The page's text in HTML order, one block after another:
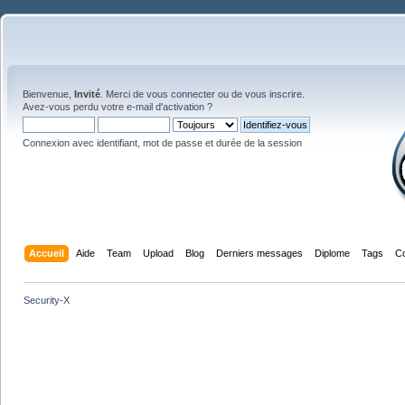
Bienvenue, Invité . Merci de vous connecter ou de vous inscrire
Avez-vous perdu votre e-mail d'activation ?
Connexion avec identifiant, mot de passe et durée de la session
Accueil Aide Team Upload Blog Derniers messages Diplome Tags
Security-X